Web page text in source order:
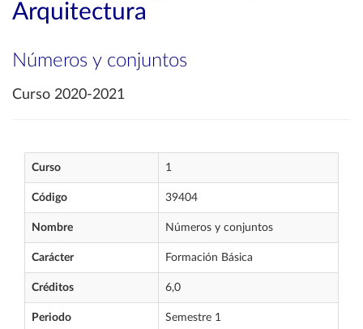
Arquitectura
Números y conjuntos
Curso 2020-2021
Curso 1
Código 39404
Nombre Números y conjuntos
Carácter Formación Básica
Créditos 6,0
Periodo Semestre 1